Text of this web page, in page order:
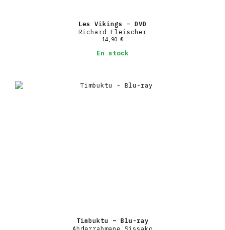
Les Vikings – DVD
Richard Fleischer
14,90 €
En stock
Timbuktu – Blu-ray